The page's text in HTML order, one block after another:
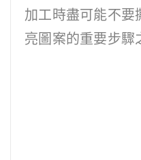
加工時盡可能不要
亮圖案的重要步驟